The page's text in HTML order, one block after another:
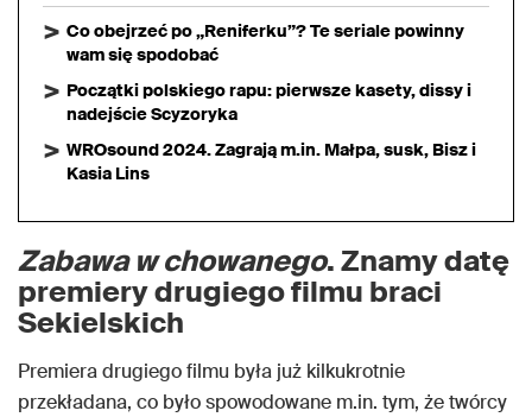
Co obejrzeć po „Reniferku”? Te seriale powinny
wam się spodobać
Początki polskiego rapu: pierwsze kasety, dissy i
nadejście Scyzoryka
WROsound 2024. Zagrają m.in. Małpa, susk, Bisz i
Kasia Lins
Zabawa w chowanego. Znamy datę
premiery drugiego filmu braci
Sekielskich
Premiera drugiego filmu była już kilkukrotnie
przekładana, co było spowodowane m.in. tym, że twórcy